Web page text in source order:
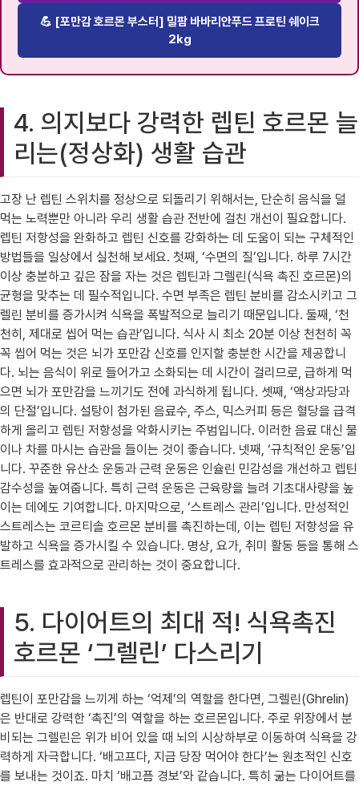
💪 [포만감 호르몬 부스터] 밀팜 바바리안푸드 프로틴 쉐이크
2kg
4. 의지보다 강력한 렙틴 호르몬 늘
리는(정상화) 생활 습관
고장 난 렙틴 스위치를 정상으로 되돌리기 위해서는, 단순히 음식을 덜
먹는 노력뿐만 아니라 우리 생활 습관 전반에 걸친 개선이 필요합니다.
렙틴 저항성을 완화하고 렙틴 신호를 강화하는 데 도움이 되는 구체적인
방법들을 일상에서 실천해 보세요. 첫째, ‘수면의 질’입니다. 하루 7시간
이상 충분하고 깊은 잠을 자는 것은 렙틴과 그렐린(식욕 촉진 호르몬)의
균형을 맞추는 데 필수적입니다. 수면 부족은 렙틴 분비를 감소시키고 그
렐린 분비를 증가시켜 식욕을 폭발적으로 늘리기 때문입니다. 둘째, ‘천
천히, 제대로 씹어 먹는 습관’입니다. 식사 시 최소 20분 이상 천천히 꼭
꼭 씹어 먹는 것은 뇌가 포만감 신호를 인지할 충분한 시간을 제공합니
다. 뇌는 음식이 위로 들어가고 소화되는 데 시간이 걸리므로, 급하게 먹
으면 뇌가 포만감을 느끼기도 전에 과식하게 됩니다. 셋째, ‘액상과당과
의 단절’입니다. 설탕이 첨가된 음료수, 주스, 믹스커피 등은 혈당을 급격
하게 올리고 렙틴 저항성을 악화시키는 주범입니다. 이러한 음료 대신 물
이나 차를 마시는 습관을 들이는 것이 좋습니다. 넷째, ‘규칙적인 운동’입
니다. 꾸준한 유산소 운동과 근력 운동은 인슐린 민감성을 개선하고 렙틴
감수성을 높여줍니다. 특히 근력 운동은 근육량을 늘려 기초대사량을 높
이는 데에도 기여합니다. 마지막으로, ‘스트레스 관리’입니다. 만성적인
스트레스는 코르티솔 호르몬 분비를 촉진하는데, 이는 렙틴 저항성을 유
발하고 식욕을 증가시킬 수 있습니다. 명상, 요가, 취미 활동 등을 통해 스
트레스를 효과적으로 관리하는 것이 중요합니다.
5. 다이어트의 최대 적! 식욕촉진
호르몬 ‘그렐린’ 다스리기
렙틴이 포만감을 느끼게 하는 ‘억제’의 역할을 한다면, 그렐린(Ghrelin)
은 반대로 강력한 ‘촉진’의 역할을 하는 호르몬입니다. 주로 위장에서 분
비되는 그렐린은 위가 비어 있을 때 뇌의 시상하부로 이동하여 식욕을 강
력하게 자극합니다. ‘배고프다, 지금 당장 먹어야 한다’는 원초적인 신호
를 보내는 것이죠. 마치 ‘배고픔 경보’와 같습니다. 특히 굶는 다이어트를